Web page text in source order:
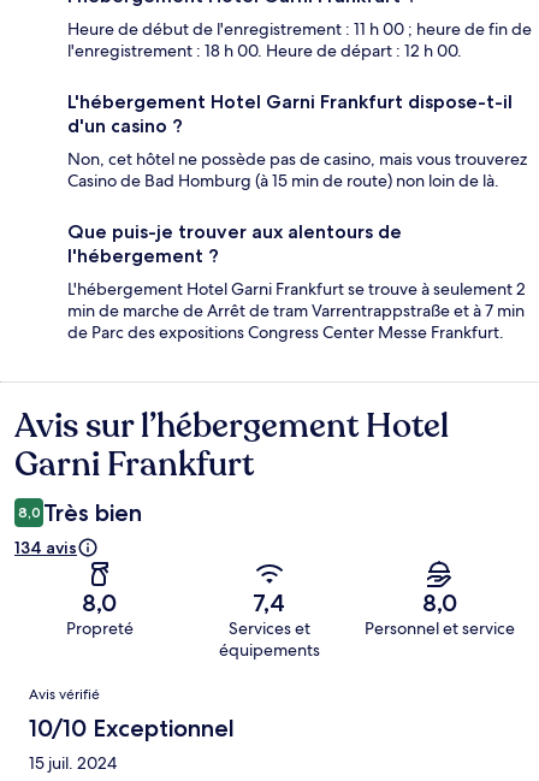
Heure de début de l'enregistrement : 11 h 00 ; heure de fin de
l'enregistrement : 18 h 00. Heure de départ : 12 h 00.
L'hébergement Hotel Garni Frankfurt dispose-t-il
d'un casino ?
Non, cet hôtel ne possède pas de casino, mais vous trouverez
Casino de Bad Homburg (à 15 min de route) non loin de là.
Que puis-je trouver aux alentours de
l'hébergement ?
L'hébergement Hotel Garni Frankfurt se trouve à seulement 2
min de marche de Arrêt de tram Varrentrappstraße et à 7 min
de Parc des expositions Congress Center Messe Frankfurt.
Avis
Avis sur l’hébergement Hotel
Garni Frankfurt
8,0 Très bien
134 avis
8,0
Propreté
7,4
Services et
équipements
8,0
Personnel et service
Avis
Avis vérifié
10/10 Exceptionnel
15 juil. 2024